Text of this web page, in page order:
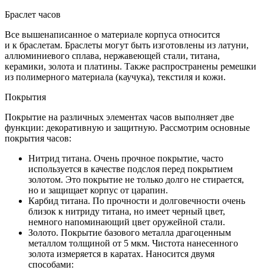
Браслет часов
Все вышенаписанное о материале корпуса относится
и к браслетам. Браслеты могут быть изготовлены из латуни,
аллюминиевого сплава, нержавеющей стали, титана,
керамики, золота и платины. Также распространены ремешки
из полимерного материала (каучука), текстиля и кожи.
Покрытия
Покрытие на различных элементах часов выполняет две
функции: декоративную и защитную. Рассмотрим основные
покрытия часов:
Нитрид титана. Очень прочное покрытие, часто
используется в качестве подслоя перед покрытием
золотом. Это покрытие не только долго не стирается,
но и защищает корпус от царапин.
Карбид титана. По прочности и долговечности очень
близок к нитриду титана, но имеет черный цвет,
немного напоминающий цвет оружейной стали.
Золото. Покрытие базового металла драгоценным
металлом толщиной от 5 мкм. Чистота нанесенного
золота измеряется в каратах. Наносится двумя
способами: